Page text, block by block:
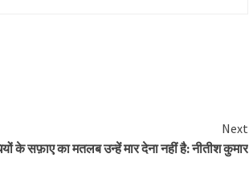
Next
के सफ़ाए का मतलब उन्हें मार देना नहीं है: नीतीश कुमार